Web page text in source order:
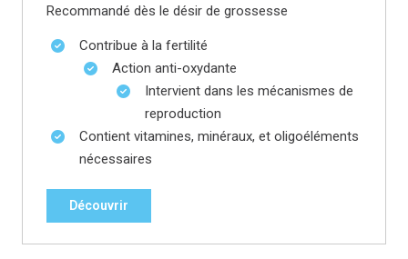
Recommandé dès le désir de grossesse
Contribue à la fertilité
Action anti-oxydante
Intervient dans les mécanismes de
reproduction
Contient vitamines, minéraux, et oligoéléments
nécessaires
Découvrir